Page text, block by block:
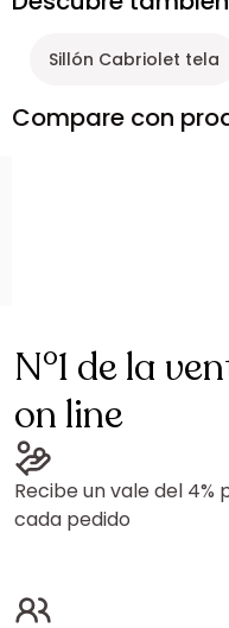
Sillón Cabriolet tela
Compare con
N°1 de la
on line
Recibe un vale del 4%
cada pedido